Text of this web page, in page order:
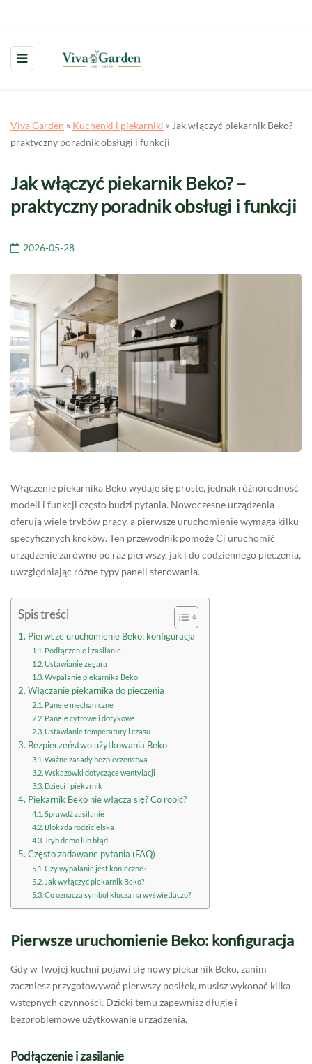
Viva Garden » Kuchenki i piekarniki » Jak włączyć piekarnik Beko? –
praktyczny poradnik obsługi i funkcji
Jak włączyć piekarnik Beko? –
praktyczny poradnik obsługi i funkcji
2026-05-28
Włączenie piekarnika Beko wydaje się proste, jednak różnorodność
modeli i funkcji często budzi pytania. Nowoczesne urządzenia
oferują wiele trybów pracy, a pierwsze uruchomienie wymaga kilku
specyficznych kroków. Ten przewodnik pomoże Ci uruchomić
urządzenie zarówno po raz pierwszy, jak i do codziennego pieczenia,
uwzględniając różne typy paneli sterowania.
Spis treści
Pierwsze uruchomienie Beko: konfiguracja
Podłączenie i zasilanie
Ustawianie zegara
Wypalanie piekarnika Beko
Włączanie piekarnika do pieczenia
Panele mechaniczne
Panele cyfrowe i dotykowe
Ustawianie temperatury i czasu
Bezpieczeństwo użytkowania Beko
Ważne zasady bezpieczeństwa
Wskazówki dotyczące wentylacji
Dzieci i piekarnik
Piekarnik Beko nie włącza się? Co robić?
Sprawdź zasilanie
Blokada rodzicielska
Tryb demo lub błąd
Często zadawane pytania (FAQ)
Czy wypalanie jest konieczne?
Jak wyłączyć piekarnik Beko?
Co oznacza symbol klucza na wyświetlaczu?
Pierwsze uruchomienie Beko: konfiguracja
Gdy w Twojej kuchni pojawi się nowy piekarnik Beko, zanim
zaczniesz przygotowywać pierwszy posiłek, musisz wykonać kilka
wstępnych czynności. Dzięki temu zapewnisz długie i
bezproblemowe użytkowanie urządzenia.
Podłączenie i zasilanie